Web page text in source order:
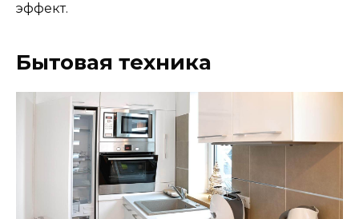
эффект.
Бытовая техника